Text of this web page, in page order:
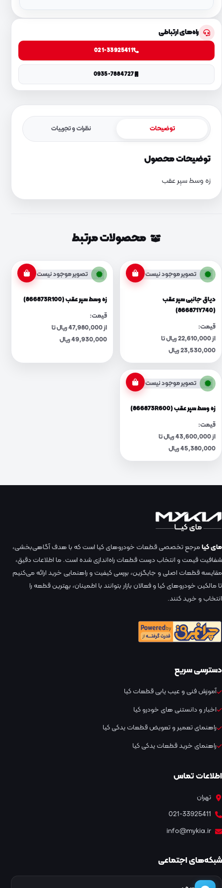
راه‌های ارتباطی
021-33925411
0935-7884727
توضیحات نظرات و تجربیات
توضیحات محصول
زه وسط سپر عقب
محصولات مرتبط
تصویر موجود نیست
دیاق جانبی سپر عقب
(866871Y740)
قیمت:
از 22,610,000 ریال تا
23,530,000 ریال
تصویر موجود نیست
زه وسط سپر عقب (866873R100)
قیمت:
از 47,980,000 ریال تا
49,930,000 ریال
تصویر موجود نیست
زه وسط سپر عقب (866873R600)
قیمت:
از 43,600,000 ریال تا
45,380,000 ریال
مای کیامرجع تخصصی قطعات خودروهای کیا است که با هدف آگاهی‌بخشی،
شفافیت قیمت و انتخاب درست قطعات راه‌اندازی شده است. ما اطلاعات دقیق،
مقایسه قطعات اصلی و جایگزین، بررسی کیفیت و راهنمایی خرید ارائه می‌کنیم
تا مالکین خودروهای کیا و فعالان بازار بتوانند با اطمینان، بهترین قطعه را
انتخاب و خرید کنند.
دسترسی سریع
آموزش فنی و عیب یابی قطعات کیا
اخبار و دانستنی های خودرو کیا
راهنمای تعمیر و تعویض قطعات یدکی کیا
راهنمای خرید قطعات یدکی کیا
اطلاعات تماس
تهران
021-33925411
info@mykia.ir
شبکه‌های اجتماعی